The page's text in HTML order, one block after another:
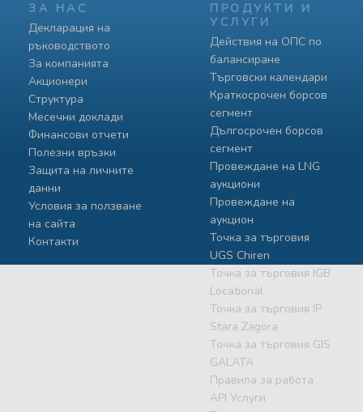
ЗА НАС
Декларация на
ръководството
За компанията
Акционери
Структура
Месечни доклади
Финансови отчети
Полезни връзки
Защита на личните
данни
Условия за ползване
на сайта
Контакти
ПРОДУКТИ И
УСЛУГИ
Действия на ОПС по
балансиране
Търговски календари
Краткосрочен борсов
сегмент
Дългосрочен борсов
сегмент
Провеждане на LNG
аукциони
Провеждане на
аукцион
Точка за търговия
UGS Chiren
Точка за търговия IGB
Locational
Точка за търговия IP
Stara Zagora
Точка за търговия GIS
GALATA
Правила за работа
API Услуги